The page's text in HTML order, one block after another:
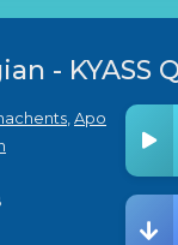
- KYASS
Apo